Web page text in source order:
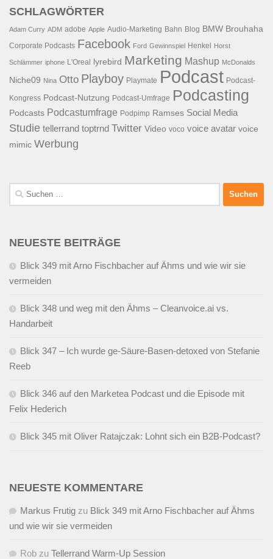
SCHLAGWÖRTER
Adam Curry ADM adobe Apple Audio-Marketing Bahn Blog BMW Brouhaha
Corporate Podcasts Facebook Ford Gewinnspiel Henkel Horst
Schlämmer iphone L'Oreal lyrebird Marketing Mashup McDonalds
Niche09 Nina Otto Playboy Playmate Podcast Podcast-
Kongress Podcast-Nutzung Podcast-Umfrage Podcasting
Podcasts Podcastumfrage Podpimp Ramses Social Media
Studie tellerrand toptrnd Twitter Video voco voice avatar voice
mimic Werbung
Suchen
nach:
NEUESTE BEITRÄGE
Blick 349 mit Arno Fischbacher auf Ähms und wie wir sie
vermeiden
Blick 348 und weg mit den Ähms – Cleanvoice.ai vs.
Handarbeit
Blick 347 – Ich wurde ge-Säure-Basen-detoxed von Stefanie
Reeb
Blick 346 auf den Marketea Podcast und die Episode mit
Felix Hederich
Blick 345 mit Oliver Ratajczak: Lohnt sich ein B2B-Podcast?
NEUESTE KOMMENTARE
Markus Frutig zu Blick 349 mit Arno Fischbacher auf Ähms
und wie wir sie vermeiden
Rob zu Tellerrand Warm-Up Session